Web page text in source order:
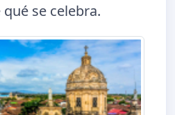
se celebra.